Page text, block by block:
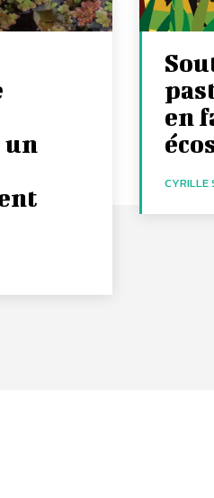
un
en
CYRILLE